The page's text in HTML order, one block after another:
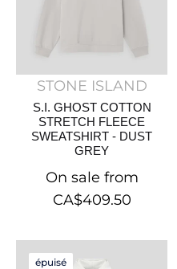
STONE ISLAND
S.I. GHOST COTTON
STRETCH FLEECE
SWEATSHIRT - DUST
GREY
On sale from
CA$409.50
épuisé